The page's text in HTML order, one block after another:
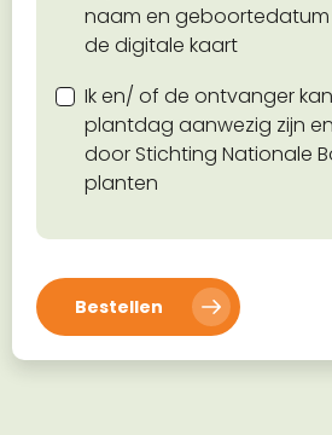
naam en
de digitale kaart
Ik en/ of de ontvanger
plantdag aanwezig zijn
door Stichting Nationale
planten
Bestellen